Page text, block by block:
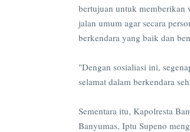
bertujuan untuk memberikan
jalan umum agar secara
berkendara yang baik dan
"Dengan sosialiasi ini,
selamat dalam berkendara
Sementara itu, Kapolresta
Banyumas, Iptu Supeno